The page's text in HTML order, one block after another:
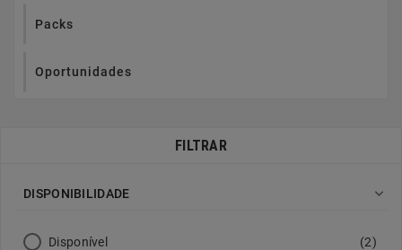
Packs
Oportunidades
FILTRAR
DISPONIBILIDADE 
Disponível (2)